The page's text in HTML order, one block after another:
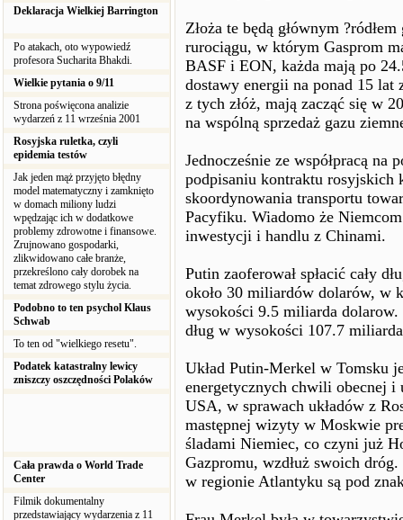
Deklaracja Wielkiej Barrington
Po atakach, oto wypowiedź
profesora Sucharita Bhakdi.
Wielkie pytania o 9/11
Strona poświęcona analizie
wydarzeń z 11 września 2001
Rosyjska ruletka, czyli
epidemia testów
Jak jeden mąż przyjęto błędny
model matematyczny i zamknięto
w domach miliony ludzi
wpędzając ich w dodatkowe
problemy zdrowotne i finansowe.
Zrujnowano gospodarki,
zlikwidowano całe branże,
przekreślono cały dorobek na
temat zdrowego stylu życia.
Podobno to ten psychol Klaus
Schwab
To ten od "wielkiego resetu".
Podatek katastralny lewicy
zniszczy oszczędności Polaków
Cała prawda o World Trade
Center
Filmik dokumentalny
przedstawiający wydarzenia z 11
Złoża te będą głównym
rurociągu, w którym Gasprom
BASF i EON, każda mają po
dostawy energii na ponad 15 lat
z tych złóż, mają zacząć się w
na wspólną sprzedaż gazu
Jednocześnie ze współpracą
podpisaniu kontraktu rosyjskich
skoordynowania transportu
Pacyfiku. Wiadomo że
inwestycji i handlu z Chinami.
Putin zaoferował spłacić cały
około 30 miliardów dolarów, w
wysokości 9.5 miliarda
dług w wysokości 107.7
Układ Putin-Merkel w Tomsku
energetycznych chwili obecnej i
USA, w sprawach układów z
mastępnej wizyty w Moskwie
śladami Niemiec, co czyni już
Gazpromu, wzdłuż swoich
w regionie Atlantyku są pod